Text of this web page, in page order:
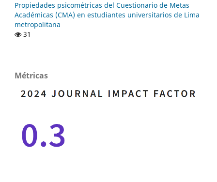
Propiedades psicométricas del Cuestionario de Metas
Académicas (CMA) en estudiantes universitarios de Lima
metropolitana
31
Métricas